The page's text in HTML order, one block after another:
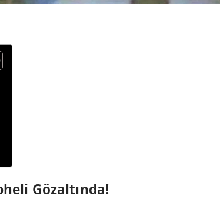
Gözaltında!